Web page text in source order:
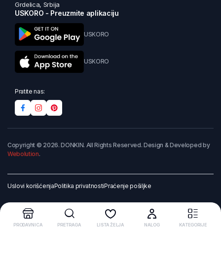
Grdelica, Srbija
USKORO - Preuzmite aplikaciju
USKORO
USKORO
Pratite nas:
Copyright © 2026. DONKIN. All Rights Reserved. Design & Developed by
Webolution.
Uslovi korišćenjaPolitika privatnostiPraćenje pošiljke
PRODAVNICA PRETRAGA LISTA ŽELJA NALOG KATEGORIJE